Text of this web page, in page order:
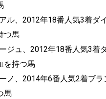
ル、2012年18番人気3着ダ
つ馬
ジュ、2012年18番人気3着
を持つ馬
ノ、2014年6番人気2着ブ
馬